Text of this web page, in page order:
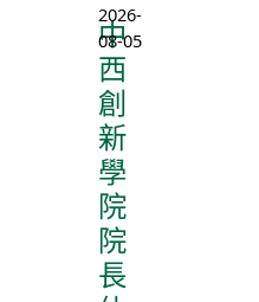
中
西
創
新
學
院
院
長
2026-
08-05